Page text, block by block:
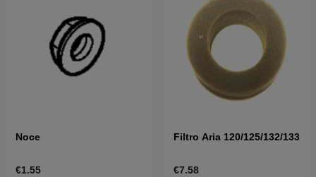
Noce
€1.55
Filtro Aria 120/125/132/133
€7.58